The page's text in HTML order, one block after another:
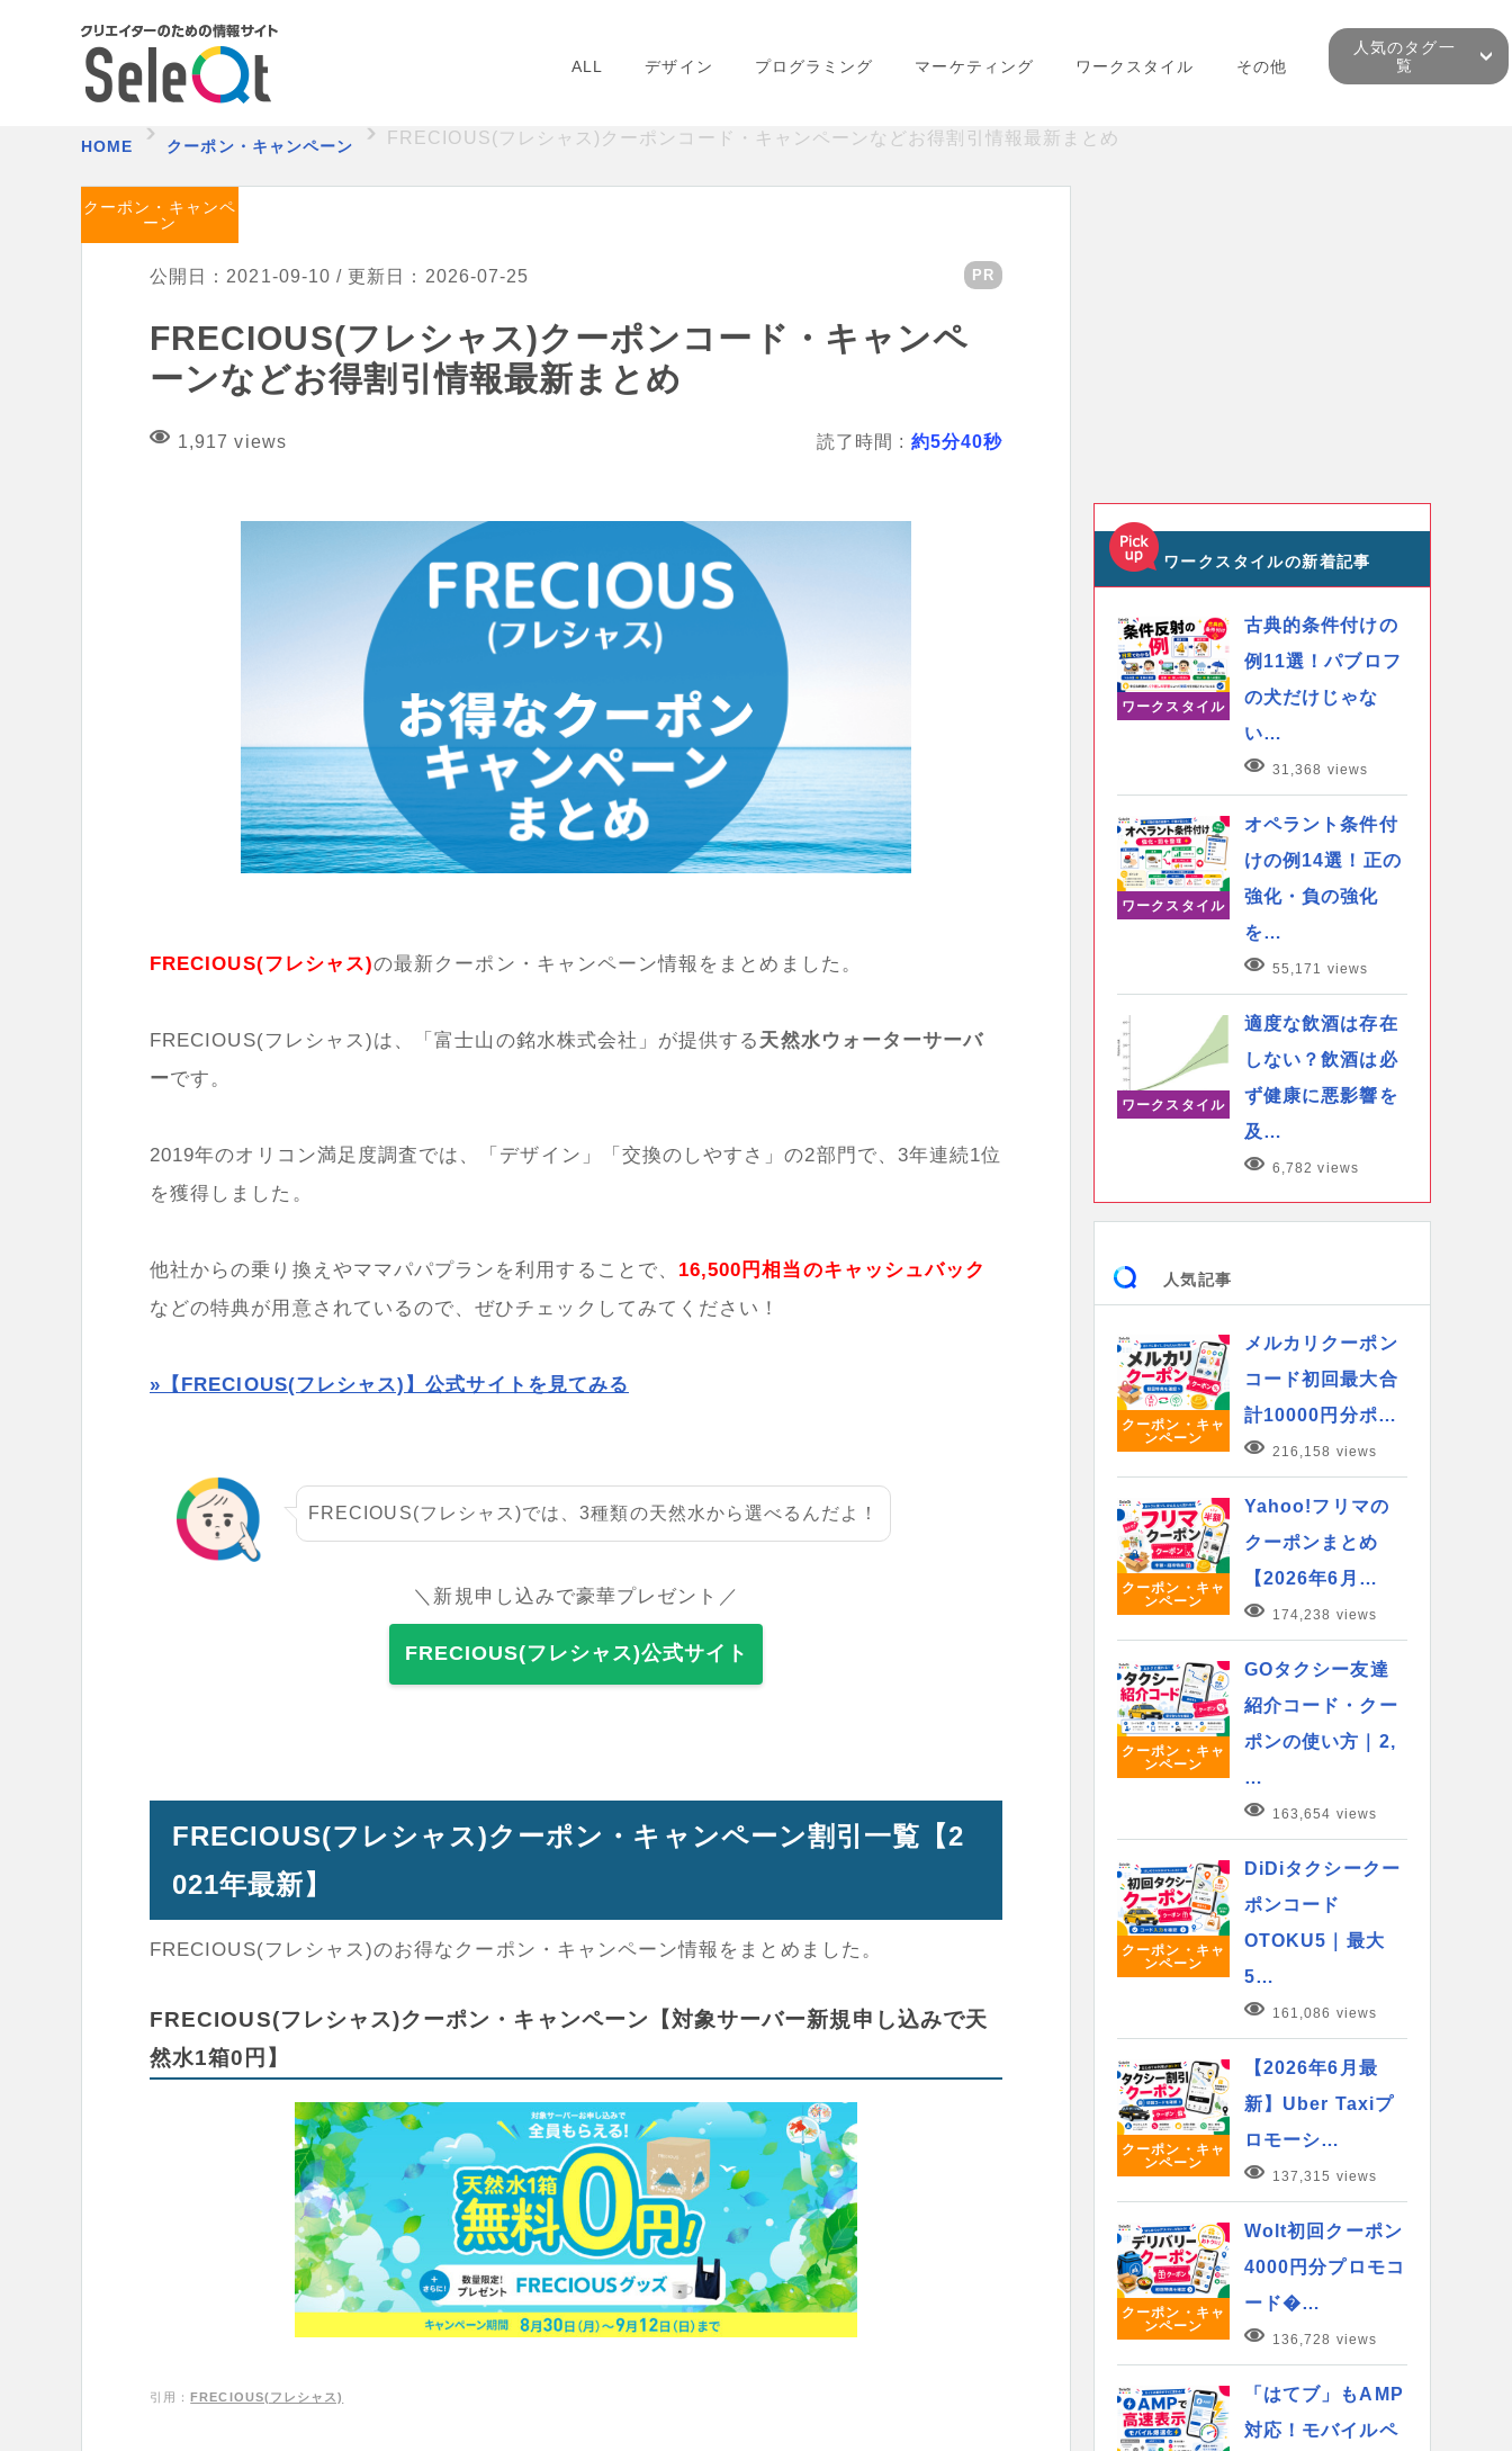
ALL デザイン プログラミング マーケティング ワークスタイル その他
人気のタグ一
覧
HOME クーポン・キャンペーン FRECIOUS(フレシャス)クーポンコード・キャンペーンなどお得割引情報最新まとめ
クーポン・キャンペ
ーン
公開日：2021-09-10 / 更新日：2026-07-25 PR
FRECIOUS(フレシャス)クーポンコード・キャンペ
ーンなどお得割引情報最新まとめ
1,917 views 読了時間 : 約5分40秒
FRECIOUS(フレシャス)の最新クーポン・キャンペーン情報をまとめました。
FRECIOUS(フレシャス)は、「富士山の銘水株式会社」が提供する 天然水ウォーターサーバ
ーです。
2019年のオリコン満足度調査では、「デザイン」「交換のしやすさ」の2部門で、3年連続1位
を獲得しました。
他社からの乗り換えやママパパプランを利用することで、 16,500円相当のキャッシュバック
などの特典が用意されているので、ぜひチェックしてみてください！
»【FRECIOUS(フレシャス)】公式サイトを見てみる
FRECIOUS(フレシャス)では、3種類の天然水から選べるんだよ！
＼新規申し込みで豪華プレゼント／
FRECIOUS(フレシャス)公式サイト
FRECIOUS(フレシャス)クーポン・キャンペーン割引一覧【2
021年最新】
FRECIOUS(フレシャス)のお得なクーポン・キャンペーン情報をまとめました。
FRECIOUS(フレシャス)クーポン・キャンペーン【対象サーバー新規申し込みで天
然水1箱0円】
引用：FRECIOUS(フレシャス)
ワークスタイルの新着記事
ワークスタイル
古典的条件付けの
例11選！パブロフ
の犬だけじゃな
い…
31,368 views
ワークスタイル
オペラント条件付
けの例14選！正の
強化・負の強化
を…
55,171 views
ワークスタイル
適度な飲酒は存在
しない？飲酒は必
ず健康に悪影響を
及…
6,782 views
人気記事
クーポン・キャ
ンペーン
メルカリクーポン
コード初回最大合
計10000円分ポ…
216,158 views
クーポン・キャ
ンペーン
Yahoo!フリマの
クーポンまとめ
【2026年6月…
174,238 views
クーポン・キャ
ンペーン
GOタクシー友達
紹介コード・クー
ポンの使い方｜2,
…
163,654 views
クーポン・キャ
ンペーン
DiDiタクシークー
ポンコード
OTOKU5｜最大
5…
161,086 views
クーポン・キャ
ンペーン
【2026年6月最
新】Uber Taxiプ
ロモーシ…
137,315 views
クーポン・キャ
ンペーン
Wolt初回クーポン
4000円分プロモコ
ード�…
136,728 views
「はてブ」もAMP
対応！モバイルペ